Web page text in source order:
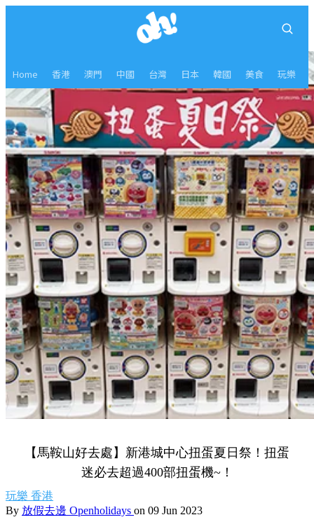
Home 香港 澳門 中國 台灣 日本 韓國 美食 玩樂
【馬鞍山好去處】新港城中心扭蛋夏日祭！扭蛋
迷必去超過400部扭蛋機~！
玩樂 香港
By 放假去邊 Openholidays on 09 Jun 2023